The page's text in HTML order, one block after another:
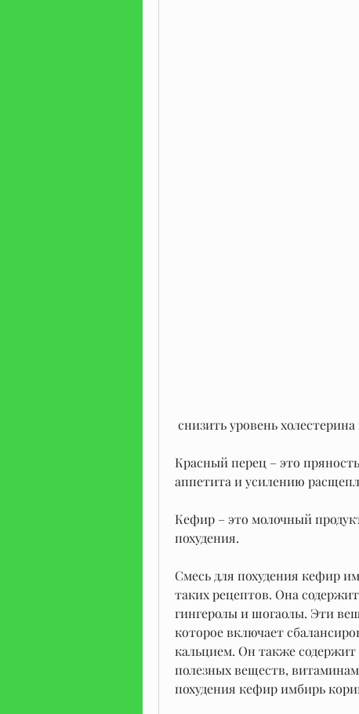
снизить уровень
Красный перец – это
аппетита и усилению
Кефир – это молочный
похудения.
Смесь для похудения кефир
таких рецептов. Она
гингеролы и шогаолы. Эти
которое включает
кальцием. Он также
полезных веществ,
похудения кефир имбирь